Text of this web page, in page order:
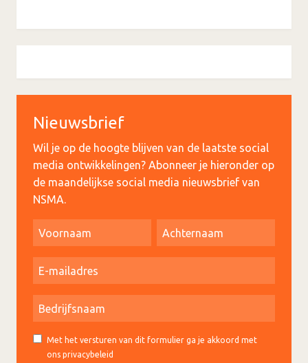
Nieuwsbrief
Wil je op de hoogte blijven van de laatste social
media ontwikkelingen? Abonneer je hieronder op
de maandelijkse social media nieuwsbrief van
NSMA.
Met het versturen van dit formulier ga je akkoord met
ons privacybeleid